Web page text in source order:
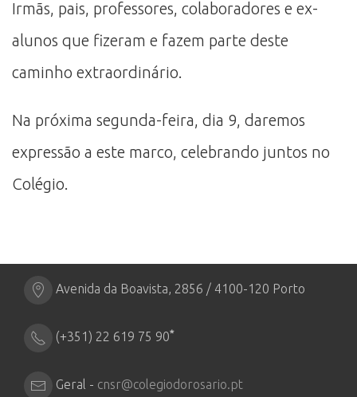
Irmãs, pais, professores, colaboradores e ex-
alunos que fizeram e fazem parte deste
caminho extraordinário.
Na próxima segunda-feira, dia 9, daremos
expressão a este marco, celebrando juntos no
Colégio.
Avenida da Boavista, 2856 / 4100-120 Porto
(+351) 22 619 75 90*
Geral - cnsr@colegiodorosario.pt